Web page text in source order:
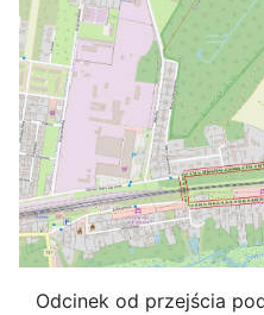
Odcinek od przejścia